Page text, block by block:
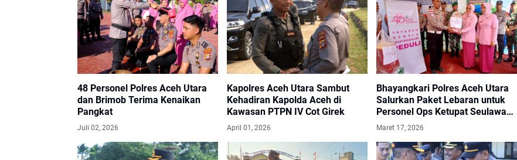
48 Personel Polres Aceh Utara
dan Brimob Terima Kenaikan
Pangkat
Juli 02, 2026
Kapolres Aceh Utara Sambut
Kehadiran Kapolda Aceh di
Kawasan PTPN IV Cot Girek
April 01, 2026
Bhayangkari Polres Aceh Utara
Salurkan Paket Lebaran untuk
Personel Ops Ketupat Seulawah
2026
Maret 17, 2026